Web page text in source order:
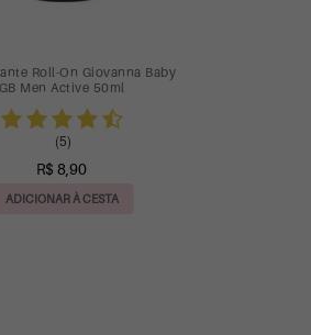
Roll-On Giovanna Baby
GB Men Active 50ml
(5)
R$ 8,90
ADICIONAR À CESTA